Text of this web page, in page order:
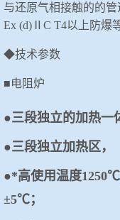
与还原气相接触的的
Ex (d) C T4以上防爆
◆技术参数
■电阻炉
●三段独立的加热一
●三段独立加热区，
●*高使用温度
±5℃；